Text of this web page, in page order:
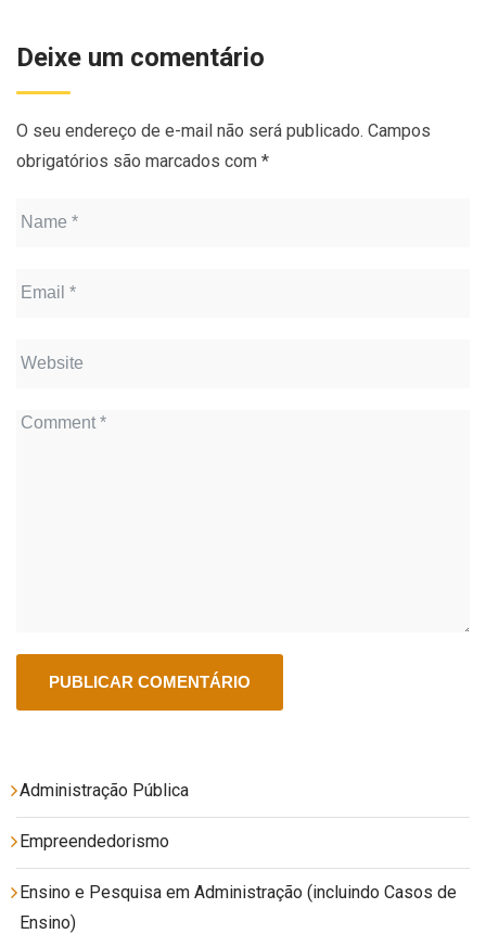
Deixe um comentário
O seu endereço de e-mail não será publicado. Campos
obrigatórios são marcados com *
Administração Pública
Empreendedorismo
Ensino e Pesquisa em Administração (incluindo Casos de
Ensino)